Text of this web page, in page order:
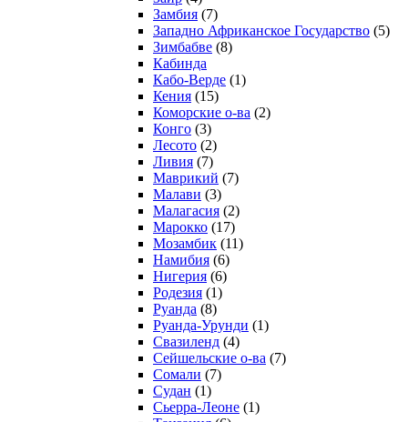
Замбия (7)
Западно Африканское Государство (5)
Зимбабве (8)
Кабинда
Кабо-Верде (1)
Кения (15)
Коморские о-ва (2)
Конго (3)
Лесото (2)
Ливия (7)
Маврикий (7)
Малави (3)
Малагасия (2)
Марокко (17)
Мозамбик (11)
Намибия (6)
Нигерия (6)
Родезия (1)
Руанда (8)
Руанда-Урунди (1)
Свазиленд (4)
Сейшельские о-ва (7)
Сомали (7)
Судан (1)
Сьерра-Леоне (1)